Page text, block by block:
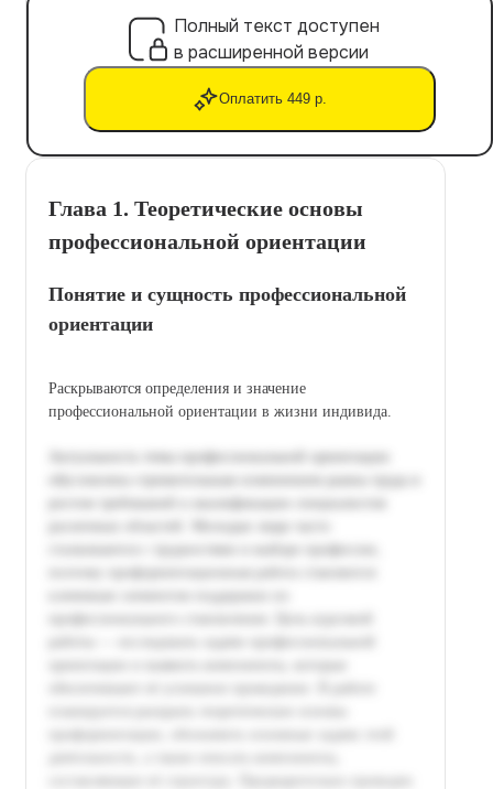
Полный текст доступен
в расширенной версии
Оплатить 449 р.
Глава 1. Теоретические основы
профессиональной ориентации
Понятие и сущность профессиональной
ориентации
Раскрываются определения и значение
профессиональной ориентации в жизни индивида.